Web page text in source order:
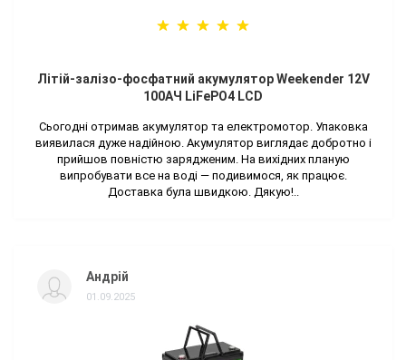
Літій-залізо-фосфатний акумулятор Weekender 12V
100AЧ LiFePO4 LCD
Сьогодні отримав акумулятор та електромотор. Упаковка
виявилася дуже надійною. Акумулятор виглядає добротно і
прийшов повністю зарядженим. На вихідних планую
випробувати все на воді — подивимося, як працює.
Доставка була швидкою. Дякую!..
Андрій
01.09.2025